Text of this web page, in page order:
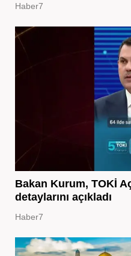
Haber7
Bakan Kurum, TOKİ
detaylarını açıkladı
Haber7